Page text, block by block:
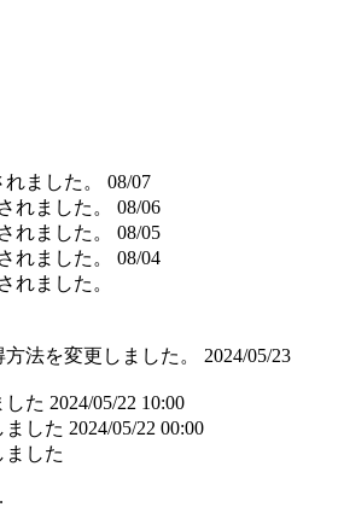
ました。
08/07
れました。
08/06
れました。
08/05
れました。
08/04
れました。
法を変更しました。
2024/05/23
した 2024/05/22 10:00
した 2024/05/22 00:00
した